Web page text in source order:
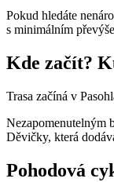
Pokud hledáte
s minimálním
Kde začít?
Trasa začíná v
Nezapomenutelným
Děvičky, která
Pohodová